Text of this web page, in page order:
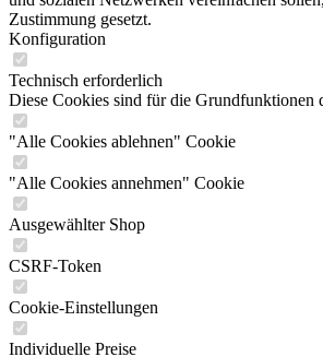
Zustimmung gesetzt.
Konfiguration
Technisch erforderlich
Diese Cookies sind für die Grundfunktionen
"Alle Cookies ablehnen" Cookie
"Alle Cookies annehmen" Cookie
Ausgewählter Shop
CSRF-Token
Cookie-Einstellungen
Individuelle Preise